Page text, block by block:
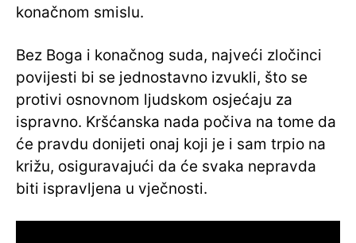
konačnom smislu.
Bez Boga i konačnog suda, najveći zločinci
povijesti bi se jednostavno izvukli, što se
protivi osnovnom ljudskom osjećaju za
ispravno. Kršćanska nada počiva na tome da
će pravdu donijeti onaj koji je i sam trpio na
križu, osiguravajući da će svaka nepravda
biti ispravljena u vječnosti.